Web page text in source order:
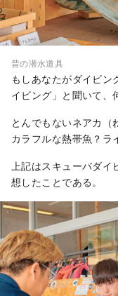
昔の潜水道具
もしあなたがダイビン
イビング」と聞いて、
とんでもないネアカ（
カラフルな熱帯魚？ラ
上記はスキューバダ
想したことである。